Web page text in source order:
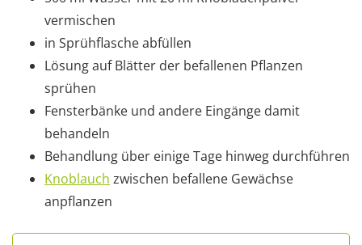
vermischen
in Sprühflasche abfüllen
Lösung auf Blätter der befallenen Pflanzen
sprühen
Fensterbänke und andere Eingänge damit
behandeln
Behandlung über einige Tage hinweg durchführen
Knoblauch zwischen befallene Gewächse
anpflanzen